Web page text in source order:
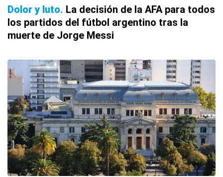
Dolor y luto La decisión de la AFA para todos
los partidos del fútbol argentino tras la
muerte de Jorge Messi